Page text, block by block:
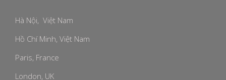
Hà Nội, Việt Nam
Hồ Chí Minh, Việt Nam
Paris, France
London, UK